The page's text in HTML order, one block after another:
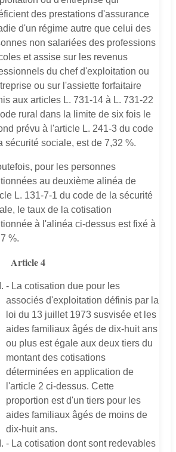
des prestations d'assurance
d'un régime autre que celui des
non salariées des professions
et assise sur les revenus
du chef d'exploitation ou
ou sur l'assiette forfaitaire
aux articles L. 731-14 à L. 731-22
rural dans la limite de six fois le
prévu à l'article L. 241-3 du code
sécurité sociale, est de 7,32 %.
pour les personnes
au deuxième alinéa de
L. 131-7-1 du code de la sécurité
le taux de la cotisation
à l'alinéa ci-dessus est fixé à
%.
Article 4
- La cotisation due pour les
associés d'exploitation définis par la
loi du 13 juillet 1973 susvisée et les
aides familiaux âgés de dix-huit ans
ou plus est égale aux deux tiers du
montant des cotisations
déterminées en application de
l'article 2 ci-dessus. Cette
proportion est d'un tiers pour les
aides familiaux âgés de moins de
dix-huit ans.
- La cotisation dont sont redevables